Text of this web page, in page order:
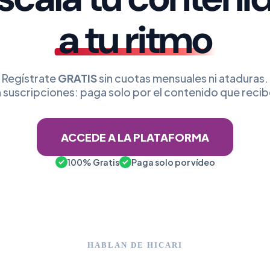
a tu ritmo
RegístrateGRATISsin cuotas mensuales ni ataduras.
suscripciones: paga solo por el contenido que
ACCEDE A LA PLATAFORMA
100% Gratis Paga solo por vídeo
HABLAN DE HICARI